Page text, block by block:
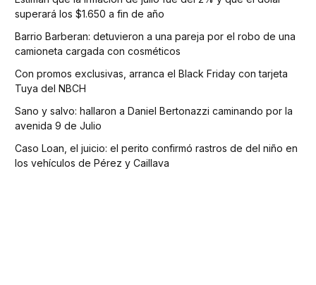
superará los $1.650 a fin de año
Barrio Barberan: detuvieron a una pareja por el robo de una
camioneta cargada con cosméticos
Con promos exclusivas, arranca el Black Friday con tarjeta
Tuya del NBCH
Sano y salvo: hallaron a Daniel Bertonazzi caminando por la
avenida 9 de Julio
Caso Loan, el juicio: el perito confirmó rastros de del niño en
los vehículos de Pérez y Caillava